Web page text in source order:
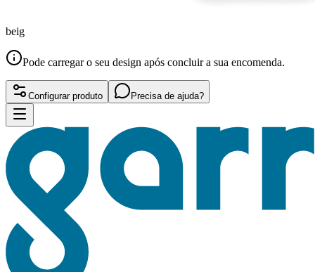
beig
Pode carregar o seu design após concluir a sua encomenda.
Configurar produto Precisa de ajuda?